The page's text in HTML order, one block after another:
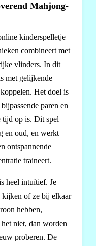
Mahjong-
kinderspelletje
combineert met
vlinders. In dit
met gelijkende
Het doel is
paren en
tijd op is. Dit spel
en oud, en werkt
ontspannende
traineert.
heel intuïtief. Je
of ze bij elkaar
hebben,
niet, dan worden
proberen. De